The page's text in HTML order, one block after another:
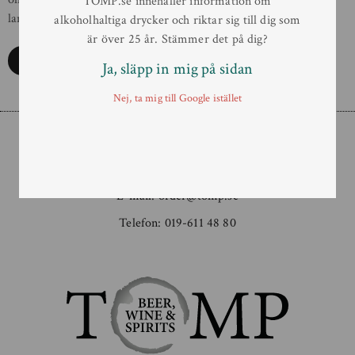
lanseringen av sin […]
E-mail:order@tomp.se
Telefon: 019-611 48 80
alkoholhaltiga drycker och riktar sig till dig som
är över 25 år. Stämmer det på dig?
Ja, släpp in mig på sidan
Nej, ta mig till Google istället